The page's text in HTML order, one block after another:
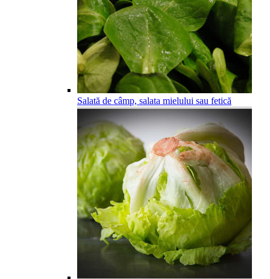
Salată de câmp, salata mielului sau fetică